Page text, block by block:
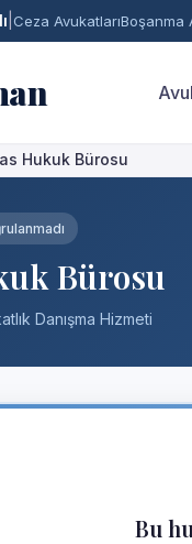
Ceza AvukatlarıBoşanma
Hukuk Bürosu
Bürosu
Danışma Hizmeti
Bu